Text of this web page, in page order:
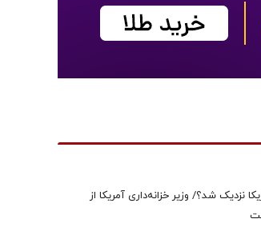
نزدیک شد؟/ وزیر خزانه‌داری آمریکا از